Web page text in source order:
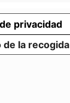
de la recogida
privacidad